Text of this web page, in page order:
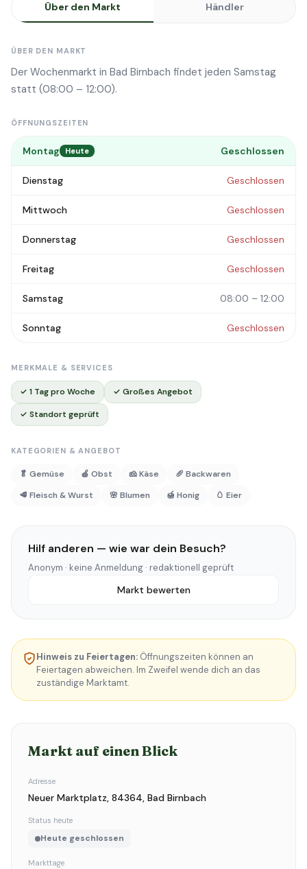
Über den Markt Händler
ÜBER DEN MARKT
Der Wochenmarkt in Bad Birnbach findet jeden Samstag
statt (08:00 – 12:00).
ÖFFNUNGSZEITEN
Montag Heute Geschlossen
Dienstag Geschlossen
Mittwoch Geschlossen
Donnerstag Geschlossen
Freitag Geschlossen
Samstag 08:00 – 12:00
Sonntag Geschlossen
MERKMALE & SERVICES
✓ 1 Tag pro Woche ✓ Großes Angebot
✓ Standort geprüft
KATEGORIEN & ANGEBOT
🥬 Gemüse 🍎 Obst 🧀 Käse
🥖 Backwaren
🥩 Fleisch & Wurst
🌸 Blumen 🍯 Honig 🥚 Eier
Hilf anderen — wie war dein Besuch?
Anonym · keine Anmeldung · redaktionell geprüft
Markt bewerten
Hinweis zu Feiertagen: Öffnungszeiten können an
Feiertagen abweichen. Im Zweifel wende dich an das
zuständige Marktamt.
Markt auf einen Blick
Adresse
Neuer Marktplatz, 84364, Bad Birnbach
Status heute
Heute geschlossen
Markttage